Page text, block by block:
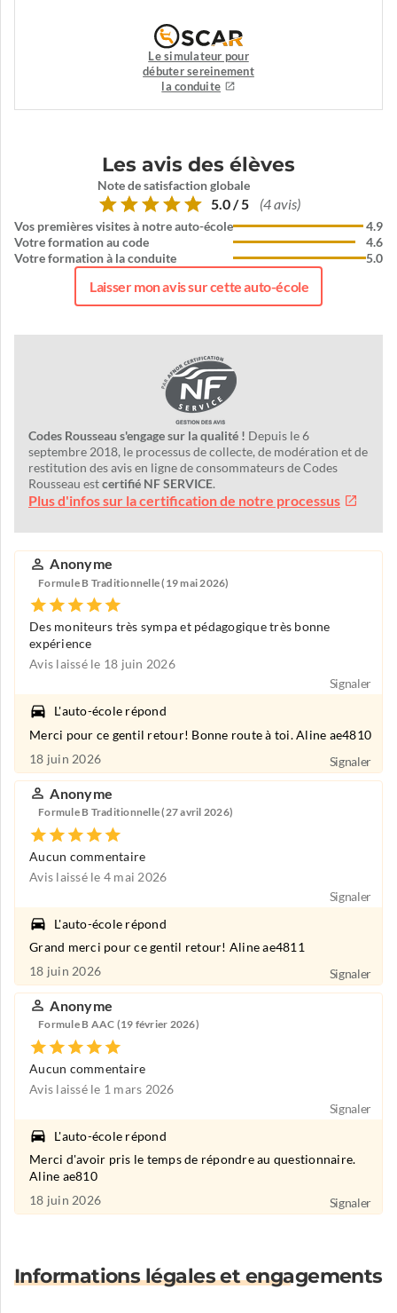
Le simulateur pour
débuter sereinement
la conduite
Les avis des élèves
Note de satisfaction globale
5.0 / 5 (4 avis)
Vos premières visites à notre auto-école
Votre formation au code
Votre formation à la conduite
4.9
4.6
5.0
Laisser mon avis sur cette auto-école
Codes Rousseau s'engage sur la qualité ! Depuis le 6
septembre 2018, le processus de collecte, de modération et de
restitution des avis en ligne de consommateurs de Codes
Rousseau estcertifié NF SERVICE.
Plus d'infos sur la certification de notre processus
Anonyme
Formule B Traditionnelle (19 mai 2026)
Des moniteurs très sympa et pédagogique très bonne
expérience
Avis laissé le 18 juin 2026
Signaler
L'auto-école répond
Merci pour ce gentil retour! Bonne route à toi. Aline ae4810
18 juin 2026
Signaler
Anonyme
Formule B Traditionnelle (27 avril 2026)
Aucun commentaire
Avis laissé le 4 mai 2026
Signaler
L'auto-école répond
Grand merci pour ce gentil retour! Aline ae4811
18 juin 2026
Signaler
Anonyme
Formule B AAC (19 février 2026)
Aucun commentaire
Avis laissé le 1 mars 2026
Signaler
L'auto-école répond
Merci d'avoir pris le temps de répondre au questionnaire.
Aline ae810
18 juin 2026
Signaler
Informations légales et engagements